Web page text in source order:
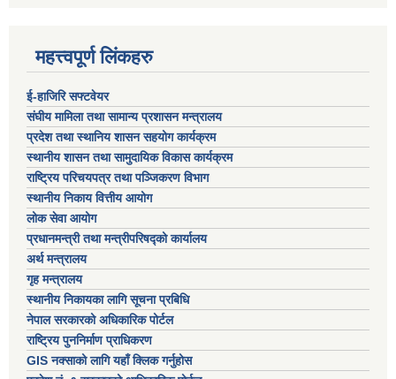
महत्त्वपूर्ण लिंकहरु
ई-हाजिरि सफ्टवेयर
संघीय मामिला तथा सामान्य प्रशासन मन्त्रालय
प्रदेश तथा स्थानिय शासन सहयोग कार्यक्रम
स्थानीय शासन तथा सामुदायिक विकास कार्यक्रम
राष्ट्रिय परिचयपत्र तथा पञ्जिकरण विभाग
स्थानीय निकाय वित्तीय आयोग
लोक सेवा आयोग
प्रधानमन्त्री तथा मन्त्रीपरिषद्को कार्यालय
अर्थ मन्त्रालय
गृह मन्त्रालय
स्थानीय निकायका लागि सूचना प्रबिधि
नेपाल सरकारको अधिकारिक पोर्टल
राष्ट्रिय पुननिर्माण प्राधिकरण
GIS नक्साको लागि यहाँ क्लिक गर्नुहोस